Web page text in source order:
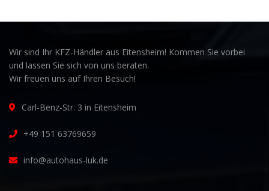
Wir sind Ihr KFZ-Händler aus Eitensheim! Kommen Sie vorbei
und lassen Sie sich von uns beraten.
Wir freuen uns auf Ihren Besuch!
Carl-Benz-Str. 3 in Eitensheim
+49 151 63769659
info@autohaus-luk.de